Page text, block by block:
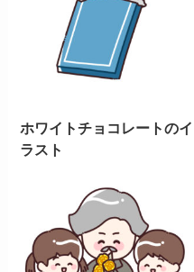
ホワイトチョコレートのイ
ラスト